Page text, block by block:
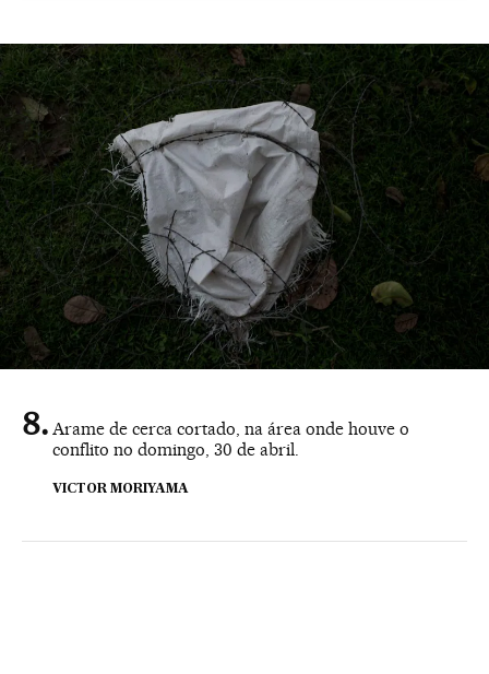
Arame de cerca cortado, na área onde houve o
conflito no domingo, 30 de abril.
VICTOR MORIYAMA